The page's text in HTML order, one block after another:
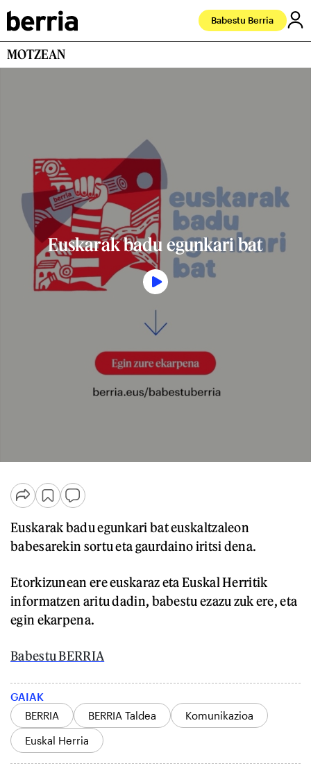
Babestu Berria
MOTZEAN
Euskarak badu egunkari bat
Euskarak badu egunkari bat euskaltzaleon
babesarekin sortu eta gaurdaino iritsi dena.
Etorkizunean ere euskaraz eta Euskal Herritik
informatzen aritu dadin, babestu ezazu zuk ere, eta
egin ekarpena.
Babestu BERRIA
GAIAK
BERRIA
BERRIA Taldea
Komunikazioa
Euskal Herria